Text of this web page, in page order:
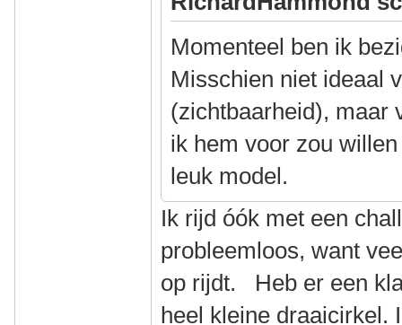
Momenteel ben ik
Misschien niet ideaal
(zichtbaarheid), maar
ik hem voor zou
leuk model.
Ik rijd óók met een
probleemloos, want
op rijdt. Heb er een
heel kleine draaicirkel.